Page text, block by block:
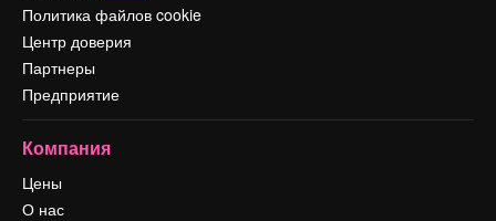
Политика файлов cookie
Центр доверия
Партнеры
Предприятие
Компания
Цены
О нас